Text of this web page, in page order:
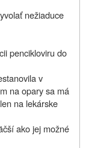
nežiaduce
pencikloviru do
v
na opary sa má
na lekárske
ako jej možné